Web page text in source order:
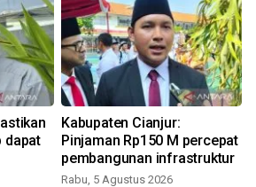
dapat
Kabupaten Cianjur:
Pinjaman Rp150 M percepat
pembangunan infrastruktur
Rabu, 5 Agustus 2026